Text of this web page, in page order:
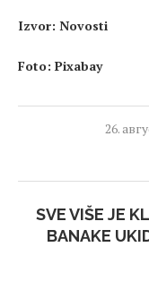
Izvor: Novosti
Foto: Pixabay
26.
SVE VIŠE JE
BANAKE